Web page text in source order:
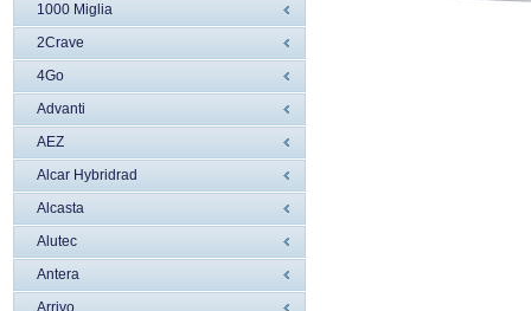
1000 Miglia
2Crave
4Go
Advanti
AEZ
Alcar Hybridrad
Alcasta
Alutec
Antera
Arrivo